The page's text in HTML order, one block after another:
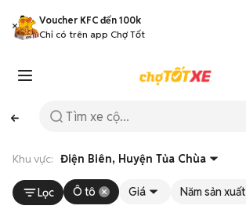
Voucher KFC đến 100k
Chỉ có trên app Chợ Tốt
Khu vực: Điện Biên, Huyện Tủa Chùa
Lọc Ô tô Giá Năm sản xuất